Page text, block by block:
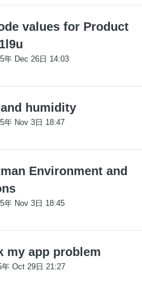
values for Product
年 Dec 26日 14:03
humidity
年 Nov 3日 18:47
Environment and
年 Nov 3日 18:45
my app problem
年 Oct 29日 21:27